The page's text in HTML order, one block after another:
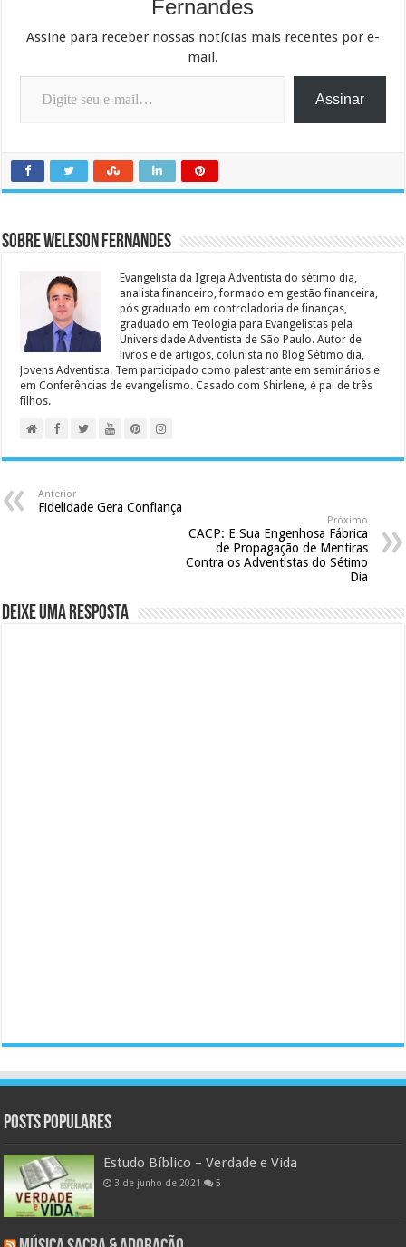
Fernandes
Assine para receber nossas notícias mais recentes por e-
mail.
Digite seu e-mail…
Assinar
Sobre Weleson Fernandes
Evangelista da Igreja Adventista do sétimo dia,
analista financeiro, formado em gestão financeira,
pós graduado em controladoria de finanças,
graduado em Teologia para Evangelistas pela
Universidade Adventista de São Paulo. Autor de
livros e de artigos, colunista no Blog Sétimo dia,
Jovens Adventista. Tem participado como palestrante em seminários e
em Conferências de evangelismo. Casado com Shirlene, é pai de três
filhos.
Anterior
Fidelidade Gera Confiança
Próximo
CACP: E Sua Engenhosa Fábrica
de Propagação de Mentiras
Contra os Adventistas do Sétimo
Dia
Deixe uma resposta
Posts populares
Estudo Bíblico – Verdade e Vida
3 de junho de 2021 5